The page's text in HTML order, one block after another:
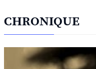
CHRONIQUE